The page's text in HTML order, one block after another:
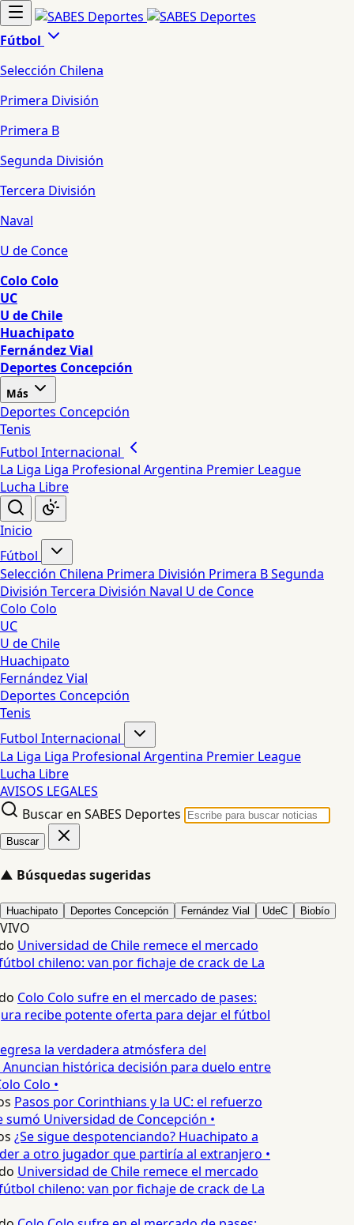
Fútbol
Selección Chilena
Primera División
Primera B
Segunda División
Tercera División
Naval
U de Conce
Colo Colo
UC
U de Chile
Huachipato
Fernández Vial
Deportes Concepción
Más
Deportes Concepción
Tenis
Futbol Internacional
La Liga Liga Profesional Argentina Premier League
Lucha Libre
Inicio
Fútbol
Selección Chilena Primera División Primera BSegunda
División Tercera División Naval U de Conce
Colo Colo
UC
U de Chile
Huachipato
Fernández Vial
Deportes Concepción
Tenis
Futbol Internacional
La Liga Liga Profesional Argentina Premier League
Lucha Libre
AVISOS LEGALES
Buscar en SABES Deportes
Buscar
▲ Búsquedas sugeridas
Huachipato Deportes Concepción Fernández Vial UdeC Biobío
VIVO
Universidad de Chile remece el mercado
chileno: van por fichaje de crack de La
Colo Colo sufre en el mercado de pases:
recibe potente oferta para dejar el fútbol
la verdadera atmósfera del
histórica decisión para duelo entre
Colo •
Pasos por Corinthians y la UC: el refuerzo
Universidad de Concepción •
¿Se sigue despotenciando? Huachipato a
a otro jugador que partiría al extranjero •
Universidad de Chile remece el mercado
chileno: van por fichaje de crack de La